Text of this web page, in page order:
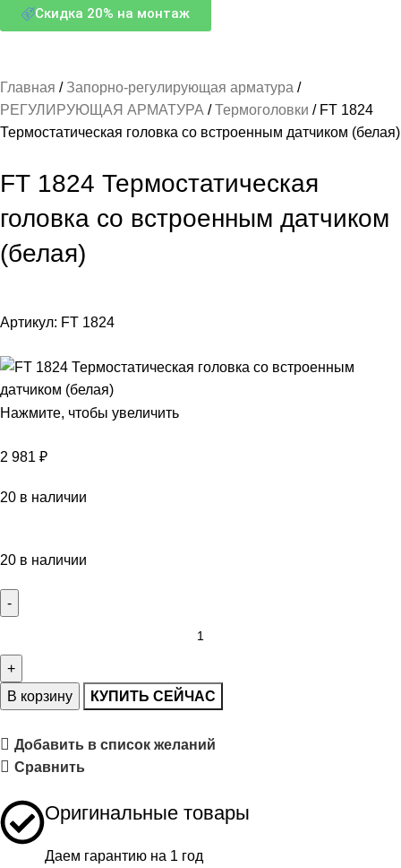
Скидка 20% на монтаж
Главная
Запорно-регулирующая арматура
РЕГУЛИРУЮЩАЯ АРМАТУРА
Термоголовки
FТ 1824
Термостатическая головка со встроенным датчиком (белая)
FТ 1824 Термостатическая
головка со встроенным датчиком
(белая)
Артикул: FT 1824
Нажмите, чтобы увеличить
2 981 ₽
20 в наличии
20 в наличии
В корзину КУПИТЬ СЕЙЧАС
Добавить в список желаний
Сравнить
Оригинальные товары
Даем гарантию на 1 год